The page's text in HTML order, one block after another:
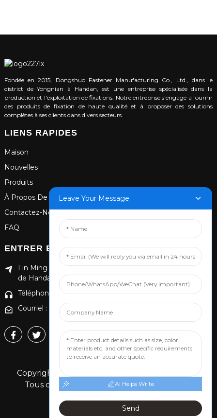
Fondée en 2015, Dongshuo Fastener Manufacturing Co., Ltd., dans le
district de Yongnian à Handan, est une entreprise spécialisée dans la
production et l'exploitation de fixations. Notre entreprise s'engage à fournir
des produits de fixation de haute qualité et à proposer des solutions
complètes à ses clients dans divers secteurs.
LIENS RAPIDES
Maison
Nouvelles
Produits
À Propos De Nous
Contactez-Nous
FAQ
ENTRER EN CONTACT
Lin Ming Guan Zhen Dong Ming Yang Cun Nan, district
de Handan Yongnian, province du Hebei
Téléphone : +86 13653201890
Courriel : 874869587@qq.com
Copyright © 2024 Handan Yongnian Dongshuo
Tous droits réservés.
Plan du site,MEILLEUR
Leave Your Message
AI Helps Write
Send